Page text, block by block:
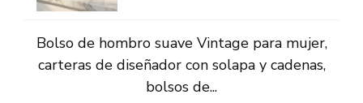
Bolso de hombro suave Vintage para mujer,
carteras de diseñador con solapa y cadenas,
bolsos de...